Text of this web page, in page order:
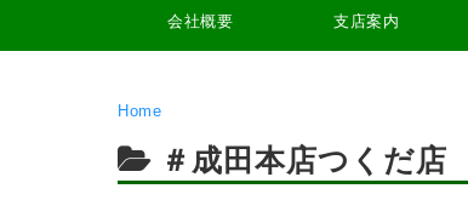
会社概要 支店案内
Home
＃成田本店つくだ店